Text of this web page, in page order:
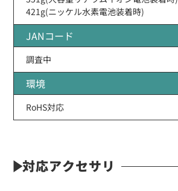
421g(ニッケル水素電池装着時)
JANコード
調査中
環境
RoHS対応
対応アクセサリ